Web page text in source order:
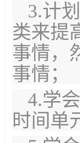
3.计
类来提
事情，
事情；
4.学
时间单